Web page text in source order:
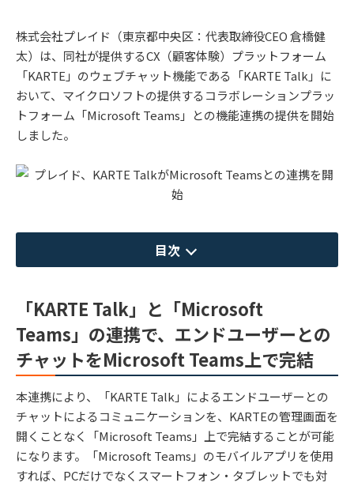
株式会社プレイド（東京都中央区：代表取締役CEO 倉橋健
太）は、同社が提供するCX（顧客体験）プラットフォーム
「KARTE」のウェブチャット機能である「KARTE Talk」に
おいて、マイクロソフトの提供するコラボレーションプラッ
トフォーム「Microsoft Teams」との機能連携の提供を開始
しました。
目次
「KARTE Talk」と「Microsoft
Teams」の連携で、エンドユーザーとの
チャットをMicrosoft Teams上で完結
本連携により、「KARTE Talk」によるエンドユーザーとの
チャットによるコミュニケーションを、KARTEの管理画面を
開くことなく「Microsoft Teams」上で完結することが可能
になります。「Microsoft Teams」のモバイルアプリを使用
すれば、PCだけでなくスマートフォン・タブレットでも対